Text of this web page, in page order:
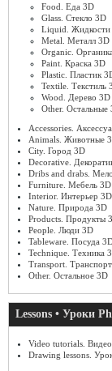
Food. Еда 3D
Glass. Стекло 3D
Liquid. Жидкости
Metal. Металл 3D
Organic.
Paint. Краска 3D
Plastic. Пластик
Textile. Текстиль
Wood. Дерево 3D
Other. Остальные
Accessories.
Animals. Животные
City. Город 3D
Decorative.
Dribs and drabs.
Furniture. Мебель 3D
Interior. Интерьер 3D
Nature. Природа 3D
Products. Продукты
People. Люди 3D
Tableware. Посуда
Technique. Техника
Transport.
Other. Остальное 3D
Lessons • Уроки
Video tutorials.
Drawing lessons.